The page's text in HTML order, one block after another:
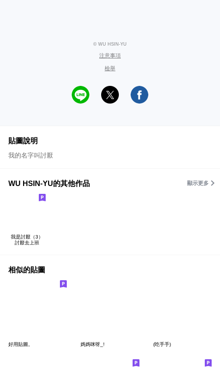
© WU HSIN-YU
注意事項
檢舉
貼圖說明
我的名字叫討厭
WU HSIN-YU的其他作品 顯示更多
我是討厭（3）
討厭去上班
相似的貼圖
好用貼圖。 媽媽咪呀_! (吃手手)